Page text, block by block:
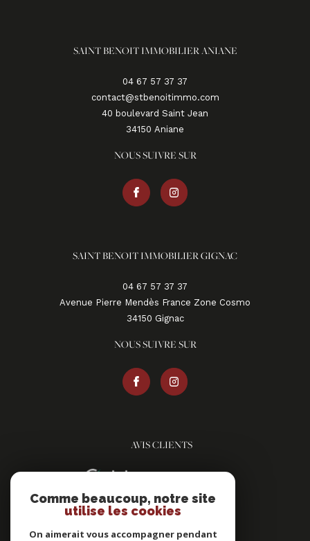
SAINT BENOIT IMMOBILIER ANIANE
04 67 57 37 37
contact@stbenoitimmo.com
40 boulevard Saint Jean
34150
aniane
NOUS SUIVRE SUR
SAINT BENOIT IMMOBILIER GIGNAC
04 67 57 37 37
Avenue Pierre Mendès France Zone Cosmo
34150
gignac
NOUS SUIVRE SUR
AVIS CLIENTS
Comme beaucoup, notre site
utilise les cookies
On aimerait vous accompagner pendant